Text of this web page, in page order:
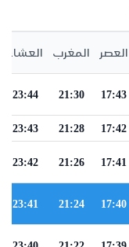
العصر المغرب العشاء
17:43
21:30
23:44
17:42
21:28
23:43
17:41
21:26
23:42
17:40
21:24
23:41